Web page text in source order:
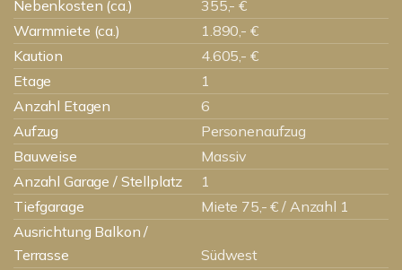
Nebenkosten (ca.)
355,- €
Warmmiete (ca.)
1.890,- €
Kaution
4.605,- €
Etage
1
Anzahl Etagen
6
Aufzug
Personenaufzug
Bauweise
Massiv
Anzahl Garage / Stellplatz
1
Tiefgarage
Miete 75,- € / Anzahl 1
Ausrichtung Balkon /
Terrasse
Südwest